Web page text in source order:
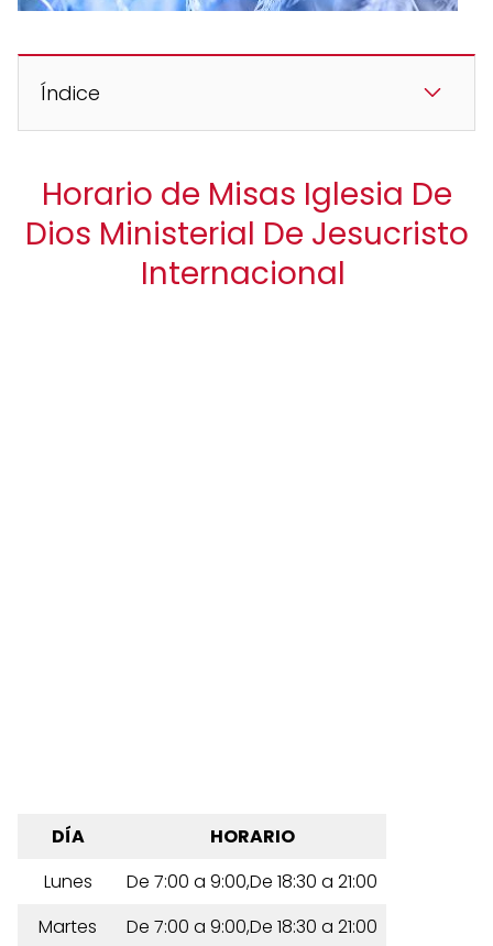
Índice
Horario de Misas Iglesia De
Dios Ministerial De Jesucristo
Internacional
DÍA
HORARIO
Lunes
De 7:00 a 9:00,De 18:30 a 21:00
Martes
De 7:00 a 9:00,De 18:30 a 21:00